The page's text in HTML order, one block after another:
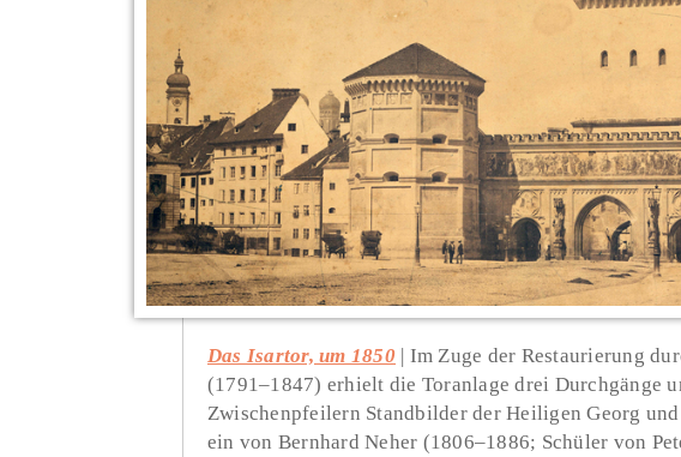
Das Isartor, um 1850
Im Zuge der Restaurierung
(1791–1847) erhielt die Toranlage drei Durchgänge
Zwischenpfeilern Standbilder der Heiligen Georg
ein von Bernhard Neher (1806–1886; Schüler von